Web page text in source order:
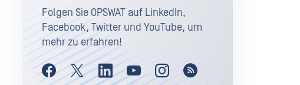
Folgen Sie OPSWAT auf LinkedIn,
Facebook, Twitter und YouTube, um
mehr zu erfahren!